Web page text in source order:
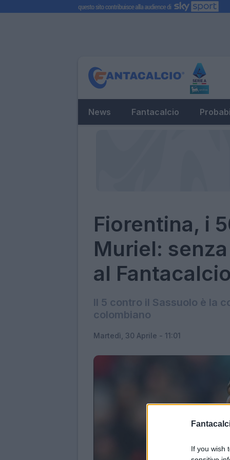
If you wish
News Fantacalcio
Fiorentina, i
Muriel:
al
Il 5 contro il Sassuolo è la
colombiano
Martedì, 30 Aprile - 11:01